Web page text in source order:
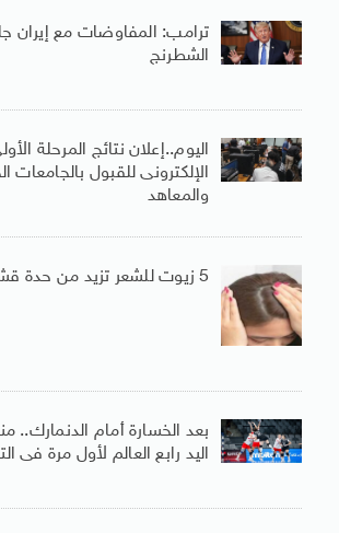
ترامب: المفاوضات مع إيران
الشطرنج
اليوم..إعلان نتائج المرحلة
الإلكترونى للقبول بالجامعات
والمعاهد
5 زيوت للشعر تزيد من حدة قشرة الرأس
بعد الخسارة أمام الدنمارك..
اليد رابع العالم لأول مرة فى